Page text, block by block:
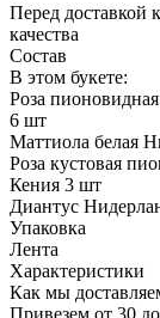
Перед доставкой
качества
Состав
В этом букете:
Роза
6 шт
Маттиола белая
Роза кустовая
Кения 3 шт
Диантус
Упаковка
Лента
Характеристики
Как мы
Привезем от 30